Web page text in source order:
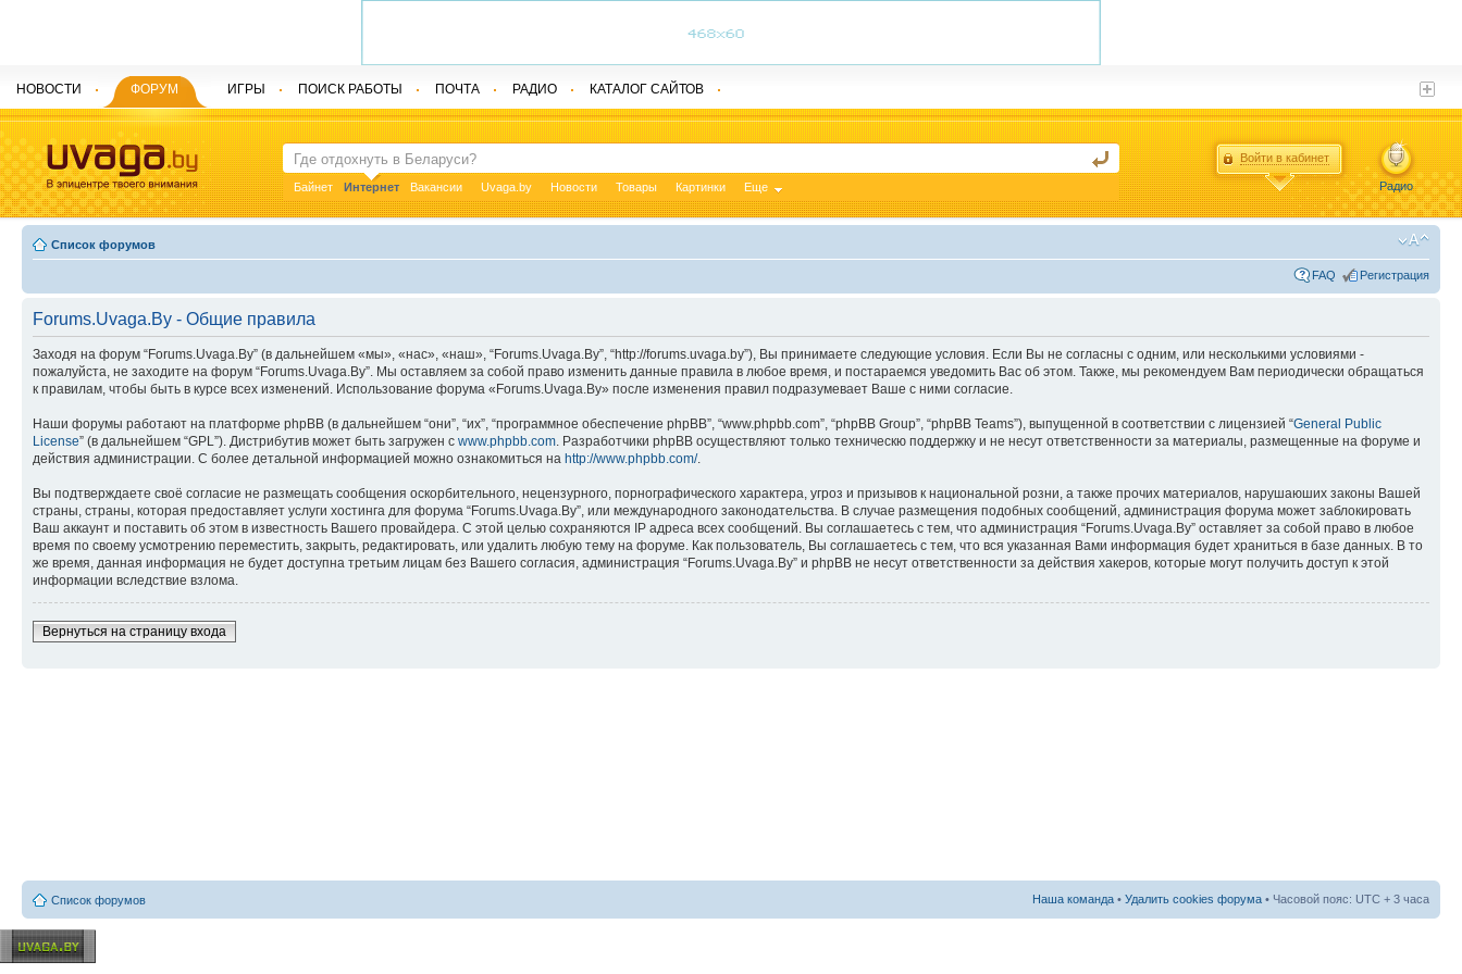
Байнет Интернет Вакансии Uvaga.by Новости Товары Картинки Еще
Войти в кабинет
Радио
НОВОСТИ ФОРУМ ИГРЫ ПОИСК РАБОТЫ ПОЧТА РАДИО КАТАЛОГ САЙТОВ
Список форумов
FAQ Регистрация
Forums.Uvaga.By - Общие правила
Заходя на форум “Forums.Uvaga.By” (в дальнейшем «мы», «нас», «наш», “Forums.Uvaga.By”, “http://forums.uvaga.by”), Вы принимаете следующие условия. Если Вы не согласны с одним, или несколькими условиями -
пожалуйста, не заходите на форум “Forums.Uvaga.By”. Мы оставляем за собой право изменить данные правила в любое время, и постараемся уведомить Вас об этом. Также, мы рекомендуем Вам периодически обращаться
к правилам, чтобы быть в курсе всех изменений. Использование форума «Forums.Uvaga.By» после изменения правил подразумевает Ваше с ними согласие.
Наши форумы работают на платформе phpBB (в дальнейшем “они”, “их”, “программное обеспечение phpBB”, “www.phpbb.com”, “phpBB Group”, “phpBB Teams”), выпущенной в соответствии с лицензией “General Public
License” (в дальнейшем “GPL”). Дистрибутив может быть загружен с www.phpbb.com. Разработчики phpBB осуществляют только техническю поддержку и не несут ответственности за материалы, размещенные на форуме и
действия администрации. С более детальной информацией можно ознакомиться на http://www.phpbb.com/.
Вы подтверждаете своё согласие не размещать сообщения оскорбительного, нецензурного, порнографического характера, угроз и призывов к национальной розни, а также прочих материалов, нарушаюших законы Вашей
страны, страны, которая предоставляет услуги хостинга для форума “Forums.Uvaga.By”, или международного законодательства. В случае размещения подобных сообщений, администрация форума может заблокировать
Ваш аккаунт и поставить об этом в известность Вашего провайдера. С этой целью сохраняются IP адреса всех сообщений. Вы соглашаетесь с тем, что администрация “Forums.Uvaga.By” оставляет за собой право в любое
время по своему усмотрению переместить, закрыть, редактировать, или удалить любую тему на форуме. Как пользователь, Вы соглашаетесь с тем, что вся указанная Вами информация будет храниться в базе данных. В то
же время, данная информация не будет доступна третьим лицам без Вашего согласия, администрация “Forums.Uvaga.By” и phpBB не несут ответственности за действия хакеров, которые могут получить доступ к этой
информации вследствие взлома.
Вернуться на страницу входа
Список форумов Наша команда • Удалить cookies форума • Часовой пояс: UTC + 3 часа